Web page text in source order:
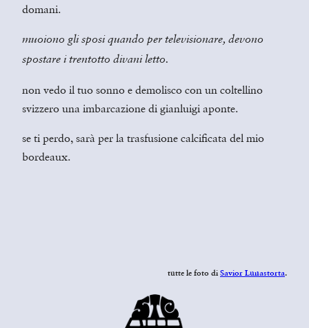
domani.
muoiono gli sposi quando per televisionare, devono
spostare i trentotto divani letto.
non vedo il tuo sonno e demolisco con un coltellino
svizzero una imbarcazione di gianluigi aponte.
se ti perdo, sarà per la trasfusione calcificata del mio
bordeaux.
tutte le foto di Savior Lunastorta.